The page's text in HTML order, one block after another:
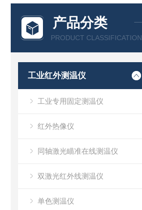
产品分类
PRODUCT CLASSIFICATION
工业红外测温仪
工业专用固定测温仪
红外热像仪
同轴激光瞄准在线测温仪
双激光红外线测温仪
单色测温仪